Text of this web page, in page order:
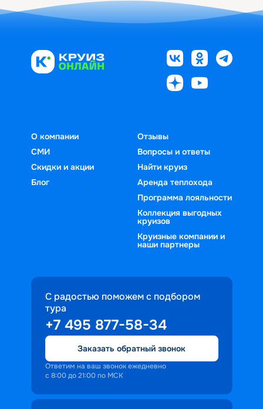
О компании
СМИ
Скидки и акции
Блог
Отзывы
Вопросы и ответы
Найти круиз
Аренда теплохода
Программа лояльности
Коллекция выгодных
круизов
Круизные компании и
наши партнеры
С радостью поможем с подбором
тура
+7 495 877-58-34
Заказать обратный звонок
Ответим на ваш звонок ежедневно
с 8:00 до 21:00 по МСК